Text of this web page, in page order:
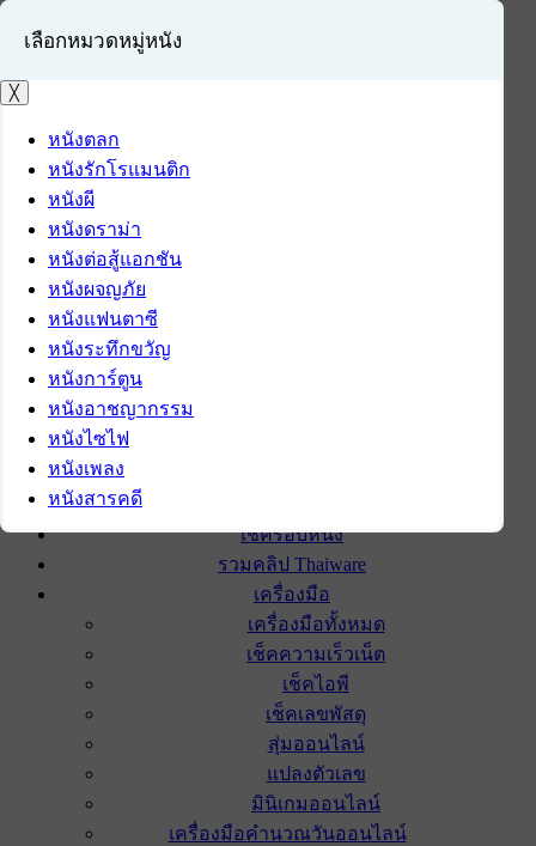
เข้าสู่ระบบ
สมัครสมาชิก
เช็ครอบหนัง
รวมคลิป Thaiware
เครื่องมือ
เครื่องมือทั้งหมด
เช็คความเร็วเน็ต
เช็คไอพี
เช็คเลขพัสดุ
สุ่มออนไลน์
แปลงตัวเลข
มินิเกมออนไลน์
เครื่องมือคำนวณวันออนไลน์
เลือกหมวดหมู่หนัง
╳
หนังตลก
หนังรักโรแมนติก
หนังผี
หนังดราม่า
หนังต่อสู้แอกชัน
หนังผจญภัย
หนังแฟนตาซี
หนังระทึกขวัญ
หนังการ์ตูน
หนังอาชญากรรม
หนังไซไฟ
หนังเพลง
หนังสารคดี